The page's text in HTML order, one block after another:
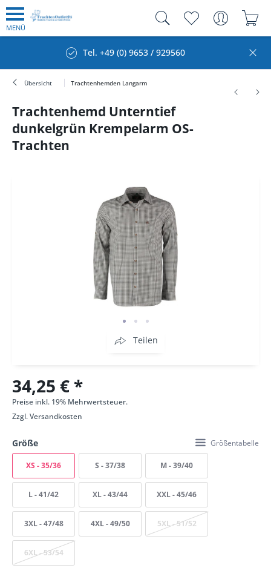
MENÜ
Tel. +49 (0) 9653 / 929560
Übersicht Trachtenhemden Langarm
Trachtenhemd Unterntief
dunkelgrün Krempelarm OS-
Trachten
Teilen
34,25 € *
Preise inkl. 19% Mehrwertsteuer.
Zzgl.Versandkosten
Größe Größentabelle
XS - 35/36 S - 37/38 M - 39/40
L - 41/42 XL - 43/44 XXL - 45/46
3XL - 47/48 4XL - 49/50 5XL - 51/52
6XL - 53/54